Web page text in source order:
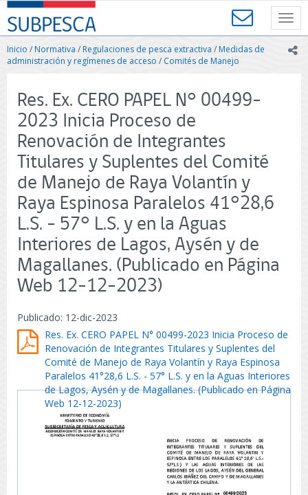
Contenido
principal
SUBPESCA
-
Subsecretaría
de
Acuicultura
-
Gobierno
de
Chile
Inicio /Normativa / Regulaciones de pesca extractiva / Medidas de
administración y regímenes de acceso / Comités de Manejo
Res. Ex. CERO PAPEL N° 00499-
2023 Inicia Proceso de
Renovación de Integrantes
Titulares y Suplentes del Comité
de Manejo de Raya Volantín y
Raya Espinosa Paralelos 41°28,6
L.S. - 57° L.S. y en la Aguas
Interiores de Lagos, Aysén y de
Magallanes. (Publicado en Página
Web 12-12-2023)
Publicado: 12-dic-2023
Res. Ex. CERO PAPEL N° 00499-2023 Inicia Proceso de
Renovación de Integrantes Titulares y Suplentes del
Comité de Manejo de Raya Volantín y Raya Espinosa
Paralelos 41°28,6 L.S. - 57° L.S. y en la Aguas Interiores
de Lagos, Aysén y de Magallanes. (Publicado en Página
Web 12-12-2023)